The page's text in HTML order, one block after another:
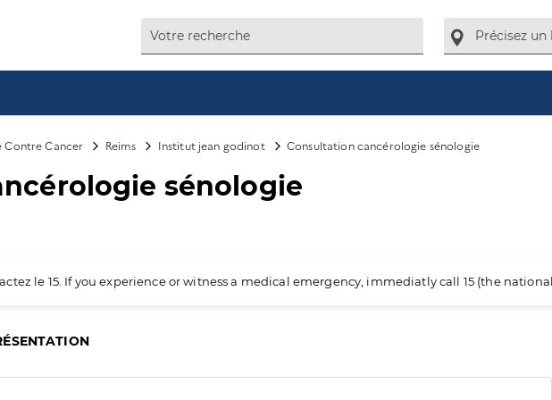
Contre Cancer Reims Institut jean godinot Consultation cancérologie sénologie
sénologie
le 15. If you experience or witness a medical emergency, immediatly call 15 (the